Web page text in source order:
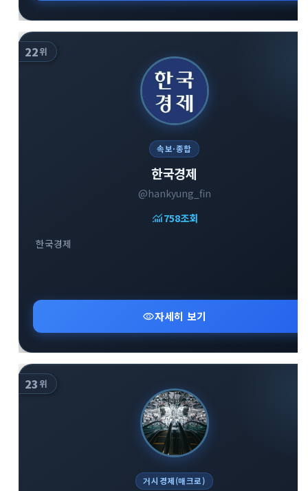
22위
속보·종합
한국경제
@hankyung_fin
monitoring758조회
한국경제
visibility자세히 보기
23 위
거시경제(매크로)
다운로드
활용팁 스티커 보안
채널·봇